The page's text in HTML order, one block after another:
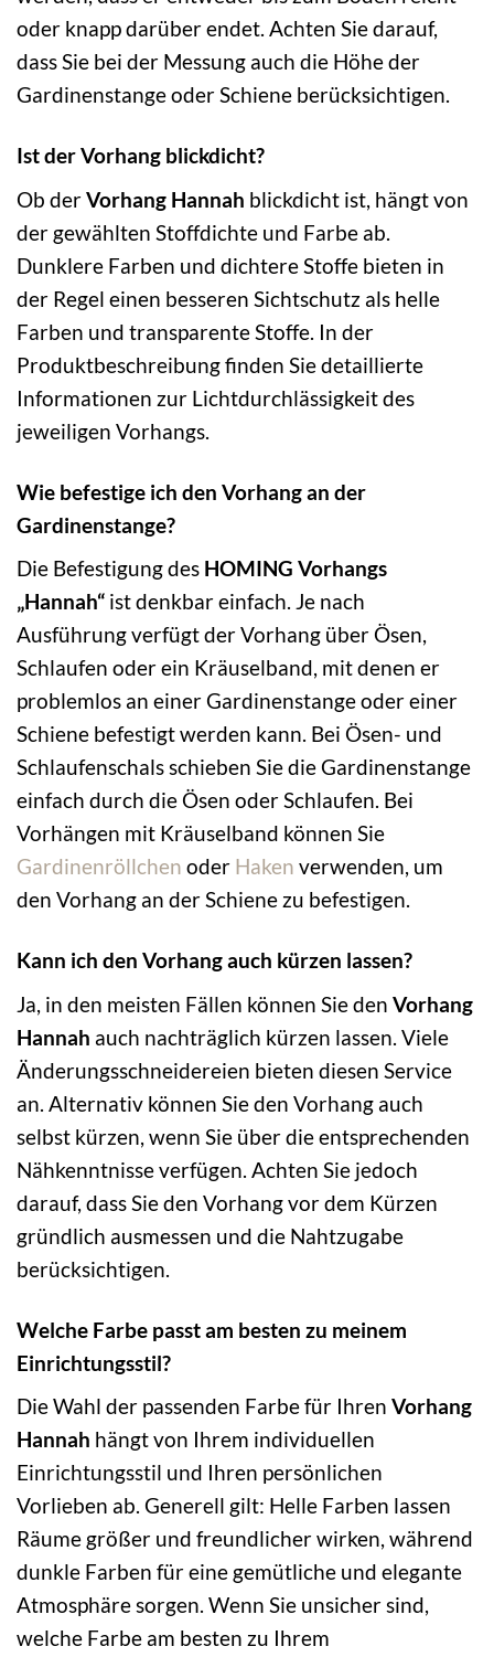
oder knapp darüber endet. Achten Sie darauf,
dass Sie bei der Messung auch die Höhe der
Gardinenstange oder Schiene berücksichtigen.
Ist der Vorhang blickdicht?
Ob derVorhang Hannah blickdicht ist, hängt von
der gewählten Stoffdichte und Farbe ab.
Dunklere Farben und dichtere Stoffe bieten in
der Regel einen besseren Sichtschutz als helle
Farben und transparente Stoffe. In der
Produktbeschreibung finden Sie detaillierte
Informationen zur Lichtdurchlässigkeit des
jeweiligen Vorhangs.
Wie befestige ich den Vorhang an der
Gardinenstange?
Die Befestigung des HOMING Vorhangs
„Hannah“ ist denkbar einfach. Je nach
Ausführung verfügt der Vorhang über Ösen,
Schlaufen oder ein Kräuselband, mit denen er
problemlos an einer Gardinenstange oder einer
Schiene befestigt werden kann. Bei Ösen- und
Schlaufenschals schieben Sie die Gardinenstange
einfach durch die Ösen oder Schlaufen. Bei
Vorhängen mit Kräuselband können Sie
Gardinenröllchen oder Haken verwenden, um
den Vorhang an der Schiene zu befestigen.
Kann ich den Vorhang auch kürzen lassen?
Ja, in den meisten Fällen können Sie den Vorhang
Hannah auch nachträglich kürzen lassen. Viele
Änderungsschneidereien bieten diesen Service
an. Alternativ können Sie den Vorhang auch
selbst kürzen, wenn Sie über die entsprechenden
Nähkenntnisse verfügen. Achten Sie jedoch
darauf, dass Sie den Vorhang vor dem Kürzen
gründlich ausmessen und die Nahtzugabe
berücksichtigen.
Welche Farbe passt am besten zu meinem
Einrichtungsstil?
Die Wahl der passenden Farbe für Ihren Vorhang
Hannah hängt von Ihrem individuellen
Einrichtungsstil und Ihren persönlichen
Vorlieben ab. Generell gilt: Helle Farben lassen
Räume größer und freundlicher wirken, während
dunkle Farben für eine gemütliche und elegante
Atmosphäre sorgen. Wenn Sie unsicher sind,
welche Farbe am besten zu Ihrem